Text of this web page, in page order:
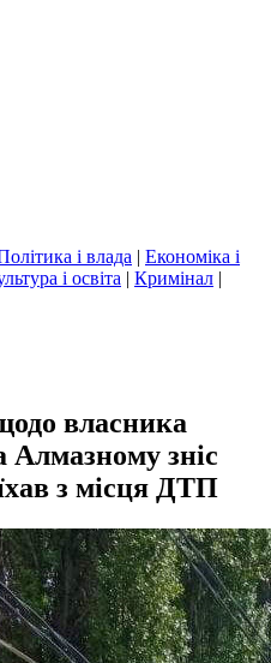
і влада | Економіка і
і освіта | Кримінал |
власника
Алмазному зніс
з місця ДТП